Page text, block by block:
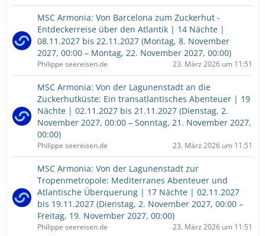
MSC Armonia: Von Barcelona zum Zuckerhut -
Entdeckerreise über den Atlantik | 14 Nächte |
08.11.2027 bis 22.11.2027 (Montag, 8. November
2027, 00:00 – Montag, 22. November 2027, 00:00)
Philippe seereisen.de 23. März 2026 um 11:51
MSC Armonia: Von der Lagunenstadt an die
Zuckerhutküste: Ein transatlantisches Abenteuer | 19
Nächte | 02.11.2027 bis 21.11.2027 (Dienstag, 2.
November 2027, 00:00 – Sonntag, 21. November 2027,
00:00)
Philippe seereisen.de 23. März 2026 um 11:51
MSC Armonia: Von der Lagunenstadt zur
Tropenmetropole: Mediterranes Abenteuer und
Atlantische Überquerung | 17 Nächte | 02.11.2027
bis 19.11.2027 (Dienstag, 2. November 2027, 00:00 –
Freitag, 19. November 2027, 00:00)
Philippe seereisen.de 23. März 2026 um 11:51